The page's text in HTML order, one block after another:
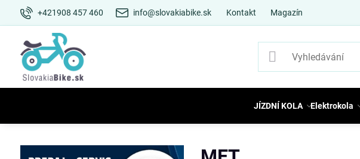
+421908 457 460 info@slovakiabike.sk Kontakt Magazín
JÍZDNÍ KOLA Elektrokola